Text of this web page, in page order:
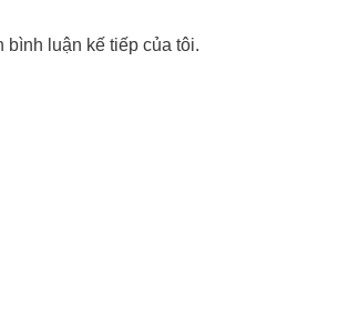
bình luận kế tiếp của tôi.